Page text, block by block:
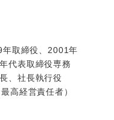
取締役、2001年
代表取締役専務
、社長執行役
高経営責任者）